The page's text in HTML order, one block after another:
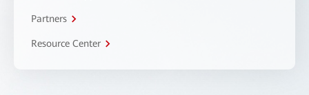
Partners
Resource Center